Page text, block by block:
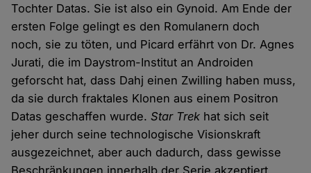
Tochter Datas. Sie ist also ein Gynoid. Am Ende der
ersten Folge gelingt es den Romulanern doch
noch, sie zu töten, und Picard erfährt von Dr. Agnes
Jurati, die im Daystrom-Institut an Androiden
geforscht hat, dass Dahj einen Zwilling haben muss,
da sie durch fraktales Klonen aus einem Positron
Datas geschaffen wurde.Star Trek hat sich seit
jeher durch seine technologische Visionskraft
ausgezeichnet, aber auch dadurch, dass gewisse
Beschränkungen innerhalb der Serie akzeptiert